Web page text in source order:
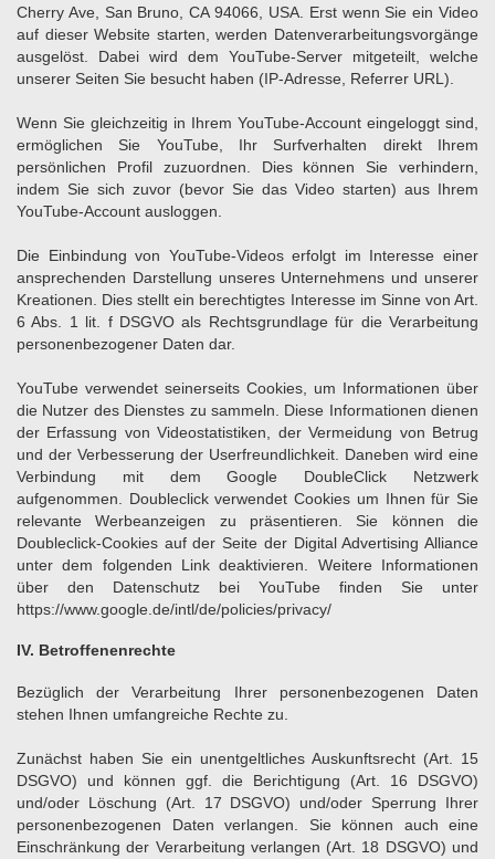
Cherry Ave, San Bruno, CA 94066, USA. Erst wenn Sie ein Video
auf dieser Website starten, werden Datenverarbeitungsvorgänge
ausgelöst. Dabei wird dem YouTube-Server mitgeteilt, welche
unserer Seiten Sie besucht haben (IP-Adresse, Referrer URL).
Wenn Sie gleichzeitig in Ihrem YouTube-Account eingeloggt sind,
ermöglichen Sie YouTube, Ihr Surfverhalten direkt Ihrem
persönlichen Profil zuzuordnen. Dies können Sie verhindern,
indem Sie sich zuvor (bevor Sie das Video starten) aus Ihrem
YouTube-Account ausloggen.
Die Einbindung von YouTube-Videos erfolgt im Interesse einer
ansprechenden Darstellung unseres Unternehmens und unserer
Kreationen. Dies stellt ein berechtigtes Interesse im Sinne von Art.
6 Abs. 1 lit. f DSGVO als Rechtsgrundlage für die Verarbeitung
personenbezogener Daten dar.
YouTube verwendet seinerseits Cookies, um Informationen über
die Nutzer des Dienstes zu sammeln. Diese Informationen dienen
der Erfassung von Videostatistiken, der Vermeidung von Betrug
und der Verbesserung der Userfreundlichkeit. Daneben wird eine
Verbindung mit dem Google DoubleClick Netzwerk
aufgenommen. Doubleclick verwendet Cookies um Ihnen für Sie
relevante Werbeanzeigen zu präsentieren. Sie können die
Doubleclick-Cookies auf der Seite der Digital Advertising Alliance
unter dem folgenden Link deaktivieren. Weitere Informationen
über den Datenschutz bei YouTube finden Sie unter
https://www.google.de/intl/de/policies/privacy/
IV. Betroffenenrechte
Bezüglich der Verarbeitung Ihrer personenbezogenen Daten
stehen Ihnen umfangreiche Rechte zu.
Zunächst haben Sie ein unentgeltliches Auskunftsrecht (Art. 15
DSGVO) und können ggf. die Berichtigung (Art. 16 DSGVO)
und/oder Löschung (Art. 17 DSGVO) und/oder Sperrung Ihrer
personenbezogenen Daten verlangen. Sie können auch eine
Einschränkung der Verarbeitung verlangen (Art. 18 DSGVO) und